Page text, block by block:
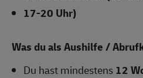
17-20 Uhr)
Was du als Aushilfe /
Du hast mindestens 12